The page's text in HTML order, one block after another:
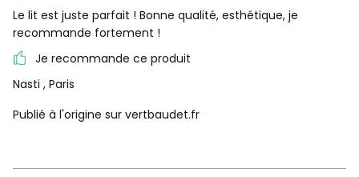
Le lit est juste parfait ! Bonne qualité, esthétique, je
recommande fortement !
Je recommande ce produit
Nasti , Paris
Publié à l'origine sur vertbaudet.fr